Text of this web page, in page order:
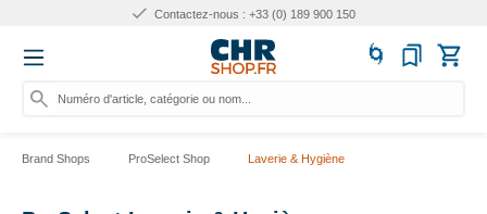
Numéro d'article, catégorie ou nom...
Brand Shops ProSelect Shop Laverie & Hygiène